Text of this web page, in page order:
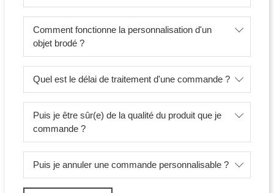
Comment fonctionne la personnalisation d'un
objet brodé ?
Quel est le délai de traitement d'une commande ?
Puis je être sûr(e) de la qualité du produit que je
commande ?
Puis je annuler une commande personnalisable ?